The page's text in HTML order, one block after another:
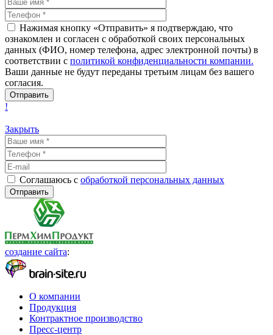
Нажимая кнопку «Отправить» я подтверждаю, что
ознакомлен и согласен с обработкой своих персональных
данных (ФИО, номер телефона, адрес электронной почты) в
соответствии с политикой конфиденциальности компании.
Ваши данные не будут переданы третьим лицам без вашего
согласия.
!
Закрыть
Соглашаюсь с обработкой персональных данных
создание сайта:
О компании
Продукция
Контрактное производство
Пресс-центр